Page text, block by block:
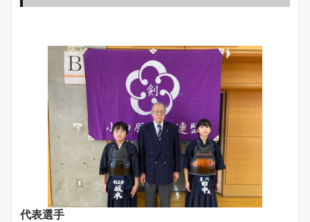
代表選手